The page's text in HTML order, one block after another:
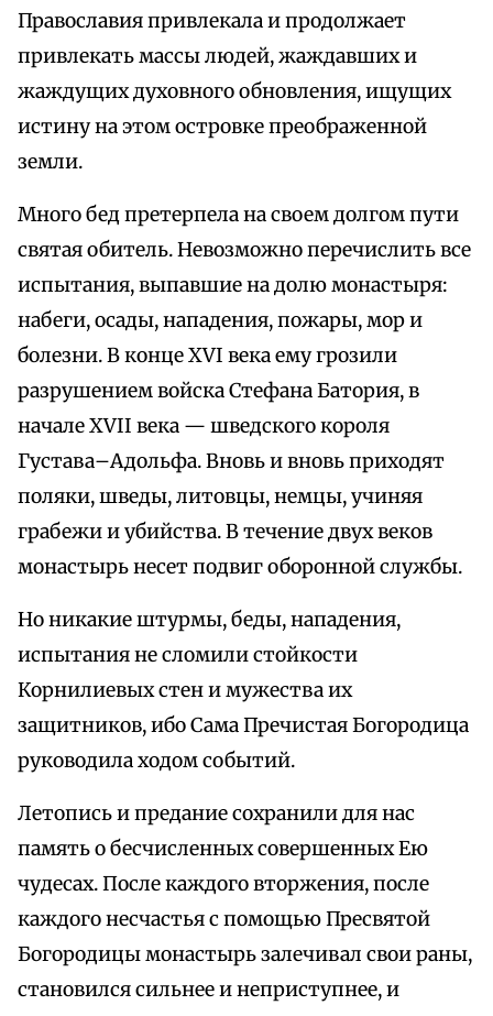
Православия привлекала и продолжает
привлекать массы людей, жаждавших и
жаждущих духовного обновления, ищущих
истину на этом островке преображенной
земли.
Много бед претерпела на своем долгом пути
святая обитель. Невозможно перечислить все
испытания, выпавшие на долю монастыря:
набеги, осады, нападения, пожары, мор и
болезни. В конце XVI века ему грозили
разрушением войска Стефана Батория, в
начале XVII века — шведского короля
Густава–Адольфа. Вновь и вновь приходят
поляки, шведы, литовцы, немцы, учиняя
грабежи и убийства. В течение двух веков
монастырь несет подвиг оборонной службы.
Но никакие штурмы, беды, нападения,
испытания не сломили стойкости
Корнилиевых стен и мужества их
защитников, ибо Сама Пречистая Богородица
руководила ходом событий.
Летопись и предание сохранили для нас
память о бесчисленных совершенных Ею
чудесах. После каждого вторжения, после
каждого несчастья с помощью Пресвятой
Богородицы монастырь залечивал свои раны,
становился сильнее и неприступнее, и